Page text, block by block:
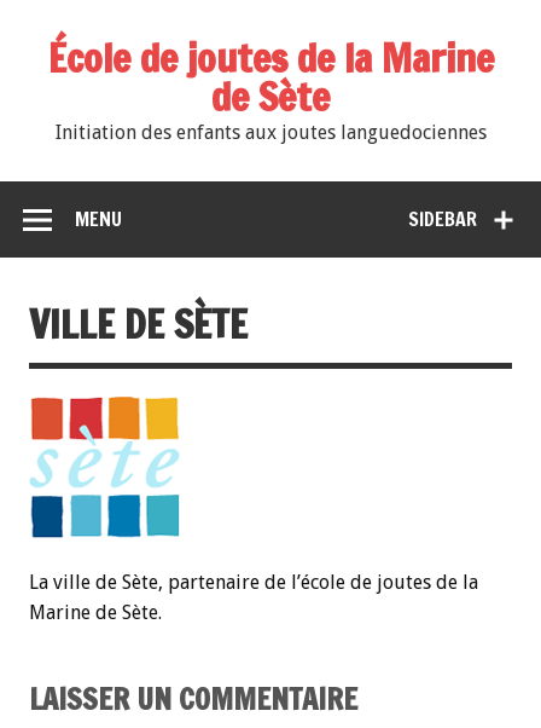
École de joutes de la Marine
de Sète
Initiation des enfants aux joutes languedociennes
SIDEBAR
MENU
VILLE DE SÈTE
La ville de Sète, partenaire de l’école de joutes de la
Marine de Sète.
LAISSER UN COMMENTAIRE